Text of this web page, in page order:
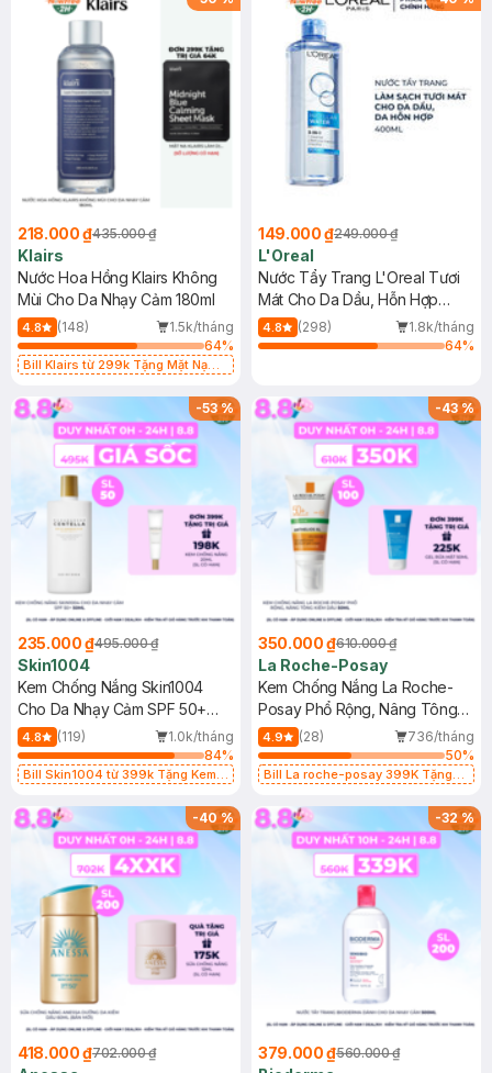
218.000 ₫435.000 ₫
Klairs
Nước Hoa Hồng Klairs Không
Mùi Cho Da Nhạy Cảm 180ml
4.8 (148)
1.5k/tháng
64%
Bill Klairs từ 299k Tặng Mặt Nạ
25ml (SL Có Hạn)
149.000 ₫249.000 ₫
L'Oreal
Nước Tẩy Trang L'Oreal Tươi
Mát Cho Da Dầu, Hỗn Hợp
400ml
4.8 (298)
1.8k/tháng
64%
-53%
235.000 ₫495.000 ₫
Skin1004
Kem Chống Nắng Skin1004
Cho Da Nhạy Cảm SPF 50+
50ml
4.8 (119)
1.0k/tháng
84%
Bill Skin1004 từ 399k Tặng Kem
SPF 50+ 20ml (SL Có Hạn)
-43%
350.000 ₫610.000 ₫
La Roche-Posay
Kem Chống Nắng La Roche-
Posay Phổ Rộng, Nâng Tông
Kiềm Dầu 50ml
4.9 (28)
736/tháng
50%
Bill La roche-posay 399K Tặng
(SL có hạn)
-40%
418.000 ₫702.000 ₫
-32%
379.000 ₫560.000 ₫